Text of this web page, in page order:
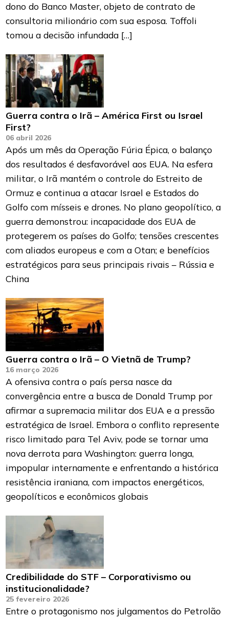
dono do Banco Master, objeto de contrato de
consultoria milionário com sua esposa. Toffoli
tomou a decisão infundada […]
Guerra contra o Irã – América First ou Israel
First?
06 abril 2026
Após um mês da Operação Fúria Épica, o balanço
dos resultados é desfavorável aos EUA. Na esfera
militar, o Irã mantém o controle do Estreito de
Ormuz e continua a atacar Israel e Estados do
Golfo com mísseis e drones. No plano geopolítico, a
guerra demonstrou: incapacidade dos EUA de
protegerem os países do Golfo; tensões crescentes
com aliados europeus e com a Otan; e benefícios
estratégicos para seus principais rivais – Rússia e
China
Guerra contra o Irã – O Vietnã de Trump?
16 março 2026
A ofensiva contra o país persa nasce da
convergência entre a busca de Donald Trump por
afirmar a supremacia militar dos EUA e a pressão
estratégica de Israel. Embora o conflito represente
risco limitado para Tel Aviv, pode se tornar uma
nova derrota para Washington: guerra longa,
impopular internamente e enfrentando a histórica
resistência iraniana, com impactos energéticos,
geopolíticos e econômicos globais
Credibilidade do STF – Corporativismo ou
institucionalidade?
25 fevereiro 2026
Entre o protagonismo nos julgamentos do Petrolão